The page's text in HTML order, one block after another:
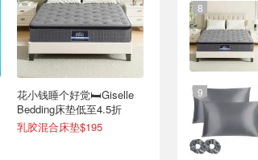
花小钱睡个好觉🛏️Giselle
Bedding床垫低至4.5折
乳胶混合床垫$195